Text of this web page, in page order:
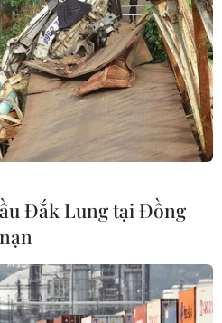
lẻ lớn tại
động
cuộc đối
Âu về chủ
Đắk Lung tại Đồng